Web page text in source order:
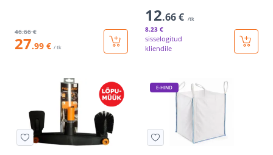
46.66 €
27.99 € / tk
12.66 € /tk
8.23 €
sisselogitud
kliendile
E-HIND